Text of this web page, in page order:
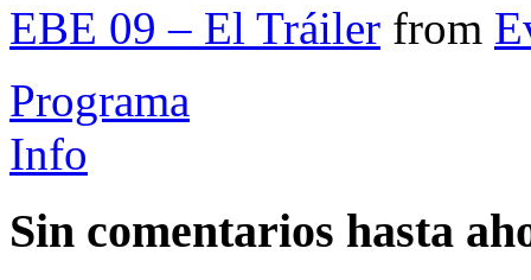
EBE 09 – El Tráiler from
Programa
Info
Sin comentarios hasta